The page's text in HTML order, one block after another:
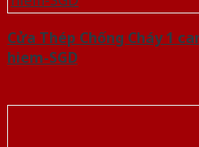
Cửa Thép Chống Cháy 1
hiem-SGD